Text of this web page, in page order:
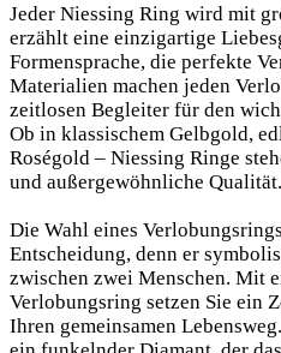
Jeder Niessing Ring wird mit
erzählt eine einzigartige
Formensprache, die perfekte
Materialien machen jeden
zeitlosen Begleiter für den
Ob in klassischem Gelbgold,
Roségold – Niessing Ringe
und außergewöhnliche Qualität.
Die Wahl eines
Entscheidung, denn er
zwischen zwei Menschen. Mit
Verlobungsring setzen Sie ein
Ihren gemeinsamen